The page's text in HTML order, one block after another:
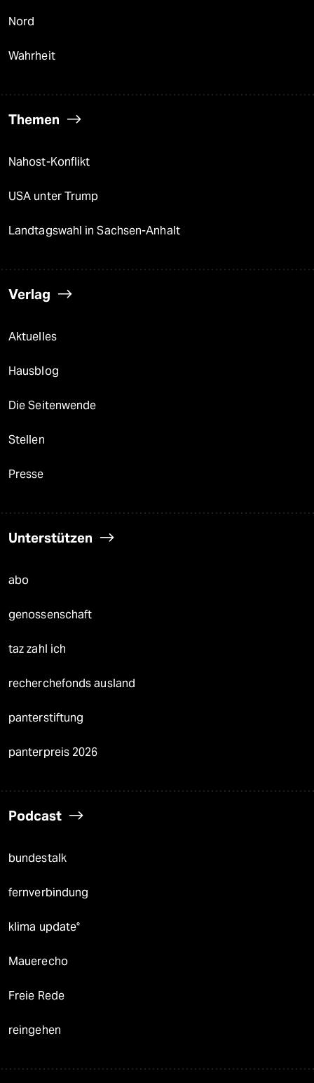
Nord
Wahrheit
Themen
Nahost-Konflikt
USA unter Trump
Landtagswahl in Sachsen-Anhalt
Verlag
Aktuelles
Hausblog
Die Seitenwende
Stellen
Presse
Unterstützen
abo
genossenschaft
taz zahl ich
recherchefonds ausland
panterstiftung
panterpreis 2026
Podcast
bundestalk
fernverbindung
klima update°
Mauerecho
Freie Rede
reingehen